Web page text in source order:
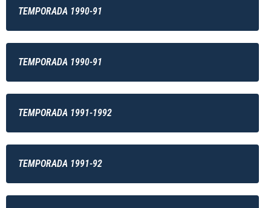
TEMPORADA 1990-91
TEMPORADA 1990-91
TEMPORADA 1991-1992
TEMPORADA 1991-92